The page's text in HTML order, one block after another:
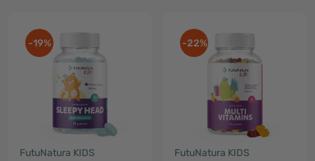
-19%
FutuNatura KIDS
-22%
FutuNatura KIDS